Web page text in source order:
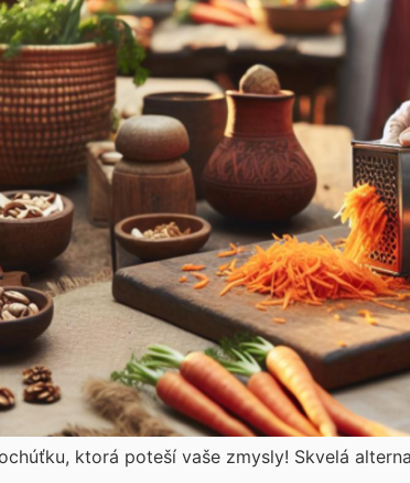
ktorá poteší vaše zmysly! Skvelá